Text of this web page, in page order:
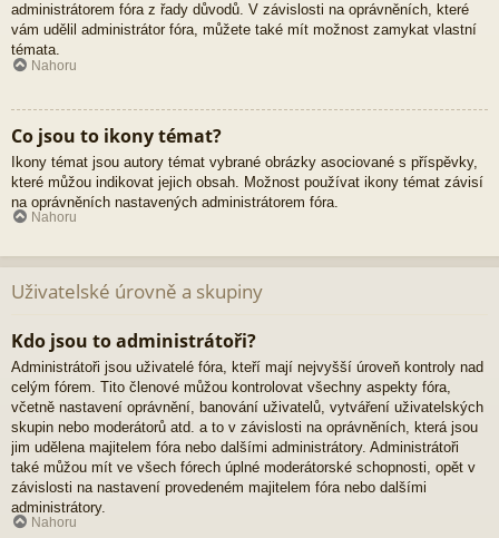
administrátorem fóra z řady důvodů. V závislosti na oprávněních, které
vám udělil administrátor fóra, můžete také mít možnost zamykat vlastní
témata.
Nahoru
Co jsou to ikony témat?
Ikony témat jsou autory témat vybrané obrázky asociované s příspěvky,
které můžou indikovat jejich obsah. Možnost používat ikony témat závisí
na oprávněních nastavených administrátorem fóra.
Nahoru
Uživatelské úrovně a skupiny
Kdo jsou to administrátoři?
Administrátoři jsou uživatelé fóra, kteří mají nejvyšší úroveň kontroly nad
celým fórem. Tito členové můžou kontrolovat všechny aspekty fóra,
včetně nastavení oprávnění, banování uživatelů, vytváření uživatelských
skupin nebo moderátorů atd. a to v závislosti na oprávněních, která jsou
jim udělena majitelem fóra nebo dalšími administrátory. Administrátoři
také můžou mít ve všech fórech úplné moderátorské schopnosti, opět v
závislosti na nastavení provedeném majitelem fóra nebo dalšími
administrátory.
Nahoru